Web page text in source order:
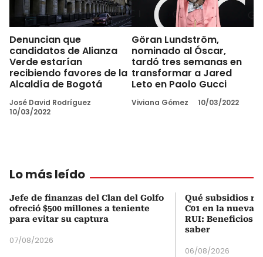
Denuncian que
candidatos de Alianza
Verde estarían
recibiendo favores de la
Alcaldía de Bogotá
José David Rodríguez
10/03/2022
Göran Lundström,
nominado al Óscar,
tardó tres semanas en
transformar a Jared
Leto en Paolo Gucci
Viviana Gómez 10/03/2022
Lo más leído
Jefe de finanzas del Clan del Golfo
ofreció $500 millones a teniente
para evitar su captura
07/08/2026
Qué subsidios
C01 en la nueva
RUI: Beneficios
saber
06/08/2026